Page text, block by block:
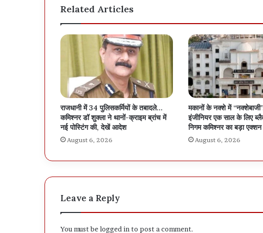
Related Articles
राजधानी में 34 पुलिसकर्मियों के तबादले…
कमिश्नर डॉ शुक्ला ने थानों-क्राइम ब्रांच में
नई पोस्टिंग की, देखें आदेश
August 6, 2026
मकानों के नक्शे में
इंजीनियर एक साल के लिए
निगम कमिश्नर का बड़ा एक्शन
August 6, 2026
Leave a Reply
You must belogged into post a comment.